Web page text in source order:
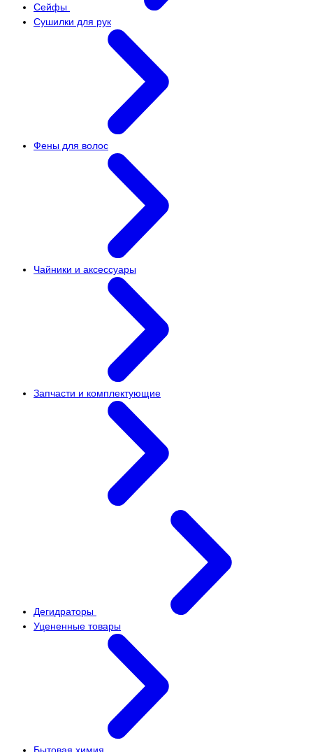
Сейфы
Сушилки для рук
Фены для волос
Чайники и аксессуары
Запчасти и комплектующие
Дегидраторы
Уцененные товары
Бытовая химия